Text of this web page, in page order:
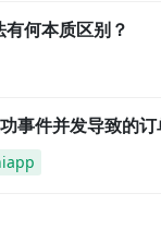
何本质区别？
事件并发导致的订